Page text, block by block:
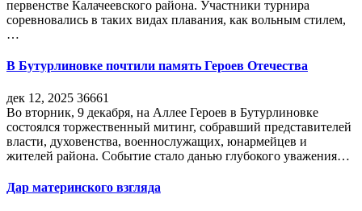
первенстве Калачеевского района. Участники турнира
соревновались в таких видах плавания, как вольным стилем,
…
В Бутурлиновке почтили память Героев Отечества
дек 12, 2025 36661
Во вторник, 9 декабря, на Аллее Героев в Бутурлиновке
состоялся торжественный митинг, собравший представителей
власти, духовенства, военнослужащих, юнармейцев и
жителей района. Событие стало данью глубокого уважения…
Дар материнского взгляда